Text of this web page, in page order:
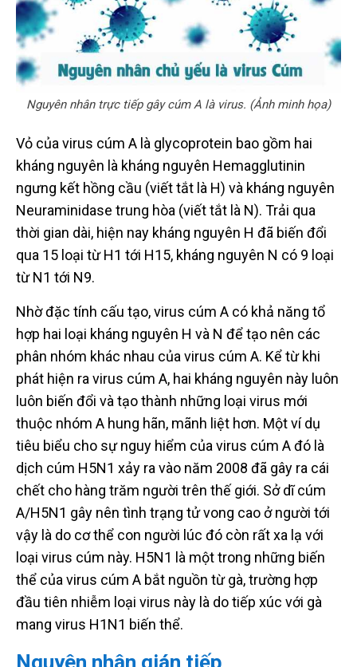
Nguyên nhân trực tiếp gây cúm A là virus. (Ảnh minh họa)
Vỏ của virus cúm A là glycoprotein bao gồm hai
kháng nguyên là kháng nguyên Hemagglutinin
ngưng kết hồng cầu (viết tắt là H) và kháng nguyên
Neuraminidase trung hòa (viết tắt là N). Trải qua
thời gian dài, hiện nay kháng nguyên H đã biến đổi
qua 15 loại từ H1 tới H15, kháng nguyên N có 9 loại
từ N1 tới N9.
Nhờ đặc tính cấu tạo, virus cúm A có khả năng tổ
hợp hai loại kháng nguyên H và N để tạo nên các
phân nhóm khác nhau của virus cúm A. Kể từ khi
phát hiện ra virus cúm A, hai kháng nguyên này luôn
luôn biến đổi và tạo thành những loại virus mới
thuộc nhóm A hung hãn, mãnh liệt hơn. Một ví dụ
tiêu biểu cho sự nguy hiểm của virus cúm A đó là
dịch cúm H5N1 xảy ra vào năm 2008 đã gây ra cái
chết cho hàng trăm người trên thế giới. Sở dĩ cúm
A/H5N1 gây nên tình trạng tử vong cao ở người tới
vậy là do cơ thể con người lúc đó còn rất xa lạ với
loại virus cúm này. H5N1 là một trong những biến
thể của virus cúm A bắt nguồn từ gà, trường hợp
đầu tiên nhiễm loại virus này là do tiếp xúc với gà
mang virus H1N1 biến thể.
Nguyên nhân gián tiếp